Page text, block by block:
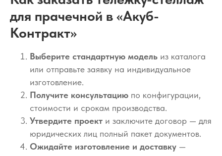
для прачечной в «Акуб-
Контракт»
Выберите стандартную модель из каталога
или отправьте заявку на индивидуальное
изготовление.
Получите консультацию по конфигурации,
стоимости и срокам производства.
Утвердите проект и заключите договор — для
юридических лиц полный пакет документов.
Ожидайте изготовление и доставку —